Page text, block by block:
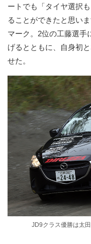
ートでも「タイヤ選択
ることができたと思い
マーク。2位の工藤選手
げるとともに、自身初
せた。
JD9クラス優勝は太